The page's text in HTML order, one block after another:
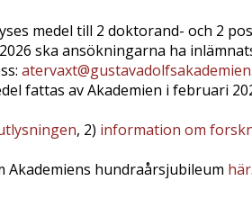
medel till 2 doktorand- och 2
ska ansökningarna ha
fattas av Akademien i februari
, 2) information om
Akademiens hundraårsjubileum här.